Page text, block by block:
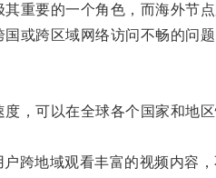
要的一个角色，而海外节点
或跨区域网络访问不畅的问题
可以在全球各个国家和地
地域观看丰富的视频内容，